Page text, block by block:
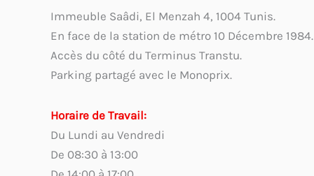
Immeuble Saâdi, El Menzah 4, 1004 Tunis.
En face de la station de métro 10 Décembre 1984.
Accès du côté du Terminus Transtu.
Parking partagé avec le Monoprix.
Horaire de Travail:
Du Lundi au Vendredi
De 08:30 à 13:00